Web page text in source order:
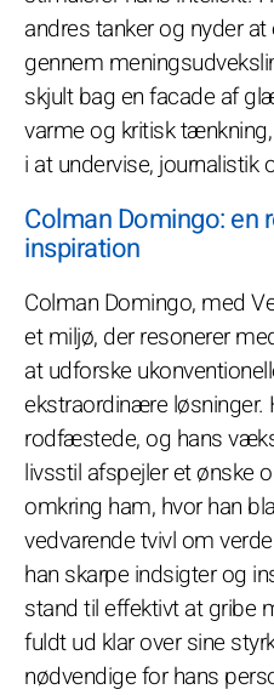
andres tanker og nyder
gennem
skjult bag en facade af
varme og kritisk
i at undervise, journalistik
Colman Domingo:
inspiration
Colman Domingo, med
et miljø, der resonerer
at udforske
ekstraordinære løsninger.
rodfæstede, og hans
livsstil afspejler et ønske
omkring ham, hvor han
vedvarende tvivl om
han skarpe indsigter og
stand til effektivt at gribe
fuldt ud klar over sine
nødvendige for hans